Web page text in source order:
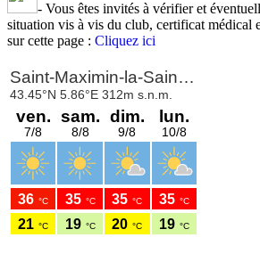
- Vous êtes invités à vérifier et
situation vis à vis du club, certificat médical
sur cette page : Cliquez ici